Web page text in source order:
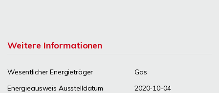
Weitere Informationen
Wesentlicher Energieträger
Gas
Energieausweis Ausstelldatum
2020-10-04